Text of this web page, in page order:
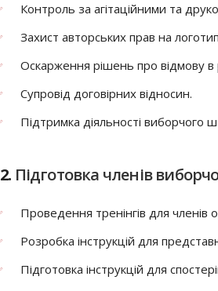
Контроль за агітаційними та
Захист авторських прав на
Оскарження рішень про відмову в
Супровід договірних відносин.
Підтримка діяльності виборчого
2. Підготовка членів
Проведення тренінгів для членів
Розробка інструкцій для
Підготовка інструкцій для